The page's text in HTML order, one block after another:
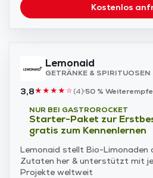
Kostenlos
Lemonaid
GETRÄNKE & SPIRITUOSEN
3,8★★★★☆(4)50 %
NUR BEI GASTROROCKET
Starter-Paket zur
gratis zum Kennenlernen
Lemonaid stellt Bio-Limonaden
Zutaten her & unterstützt mit
Projekte weltweit